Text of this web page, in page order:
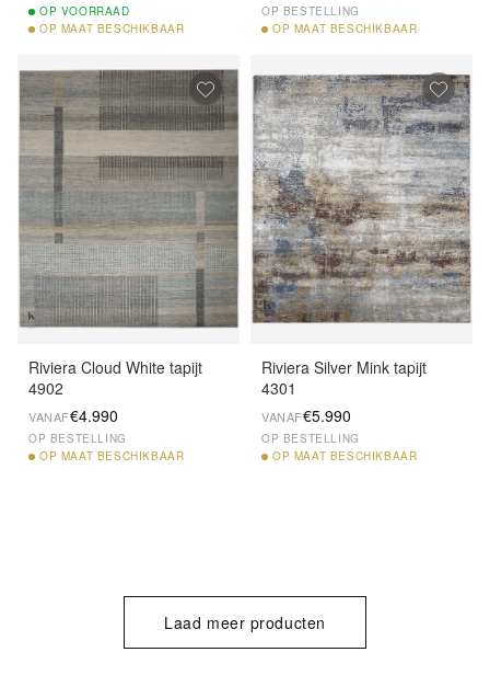
OP VOORRAAD
OP MAAT BESCHIKBAAR
OP BESTELLING
OP MAAT BESCHIKBAAR
Riviera Cloud White tapijt
4902
VANAF€4.990
OP BESTELLING
OP MAAT BESCHIKBAAR
Riviera Silver Mink tapijt
4301
VANAF€5.990
OP BESTELLING
OP MAAT BESCHIKBAAR
Laad meer producten